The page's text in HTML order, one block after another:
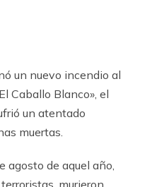
un nuevo incendio al
Caballo Blanco», el
un atentado
muertas.
agosto de aquel año,
murieron